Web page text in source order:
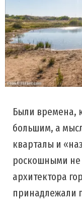
Были времена,
большим, а
кварталы и
роскошными не
архитектора
принадлежали